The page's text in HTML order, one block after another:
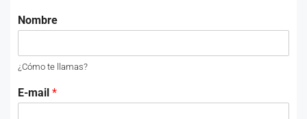
Nombre
¿Cómo te llamas?
E-mail *